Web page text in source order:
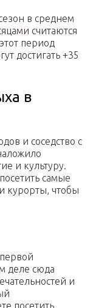
в среднем
считаются
период
достигать +35
в
и соседство с
и культуру.
самые
курорты, чтобы
деле сюда
и
посетить